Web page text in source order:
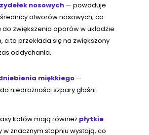
nosowych — powoduje
otworów nosowych, co
do zwiększenia oporów w układzie
to przekłada się na zwiększony
oddychania,
miękkiego —
niedrożności szpary głośni.
kotów mają również płytkie
w znacznym stopniu wystają, co